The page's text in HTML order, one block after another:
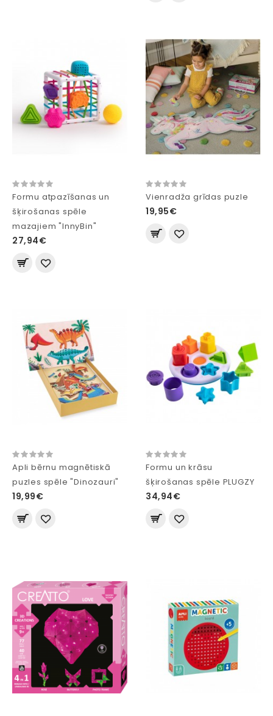
Formu atpazīšanas un
šķirošanas spēle
mazajiem "InnyBin"
27,94€
Vienradža grīdas puzle
19,95€
Apli bērnu magnētiskā
puzles spēle "Dinozauri"
19,99€
Formu un krāsu
šķirošanas spēle PLUGZY
34,94€